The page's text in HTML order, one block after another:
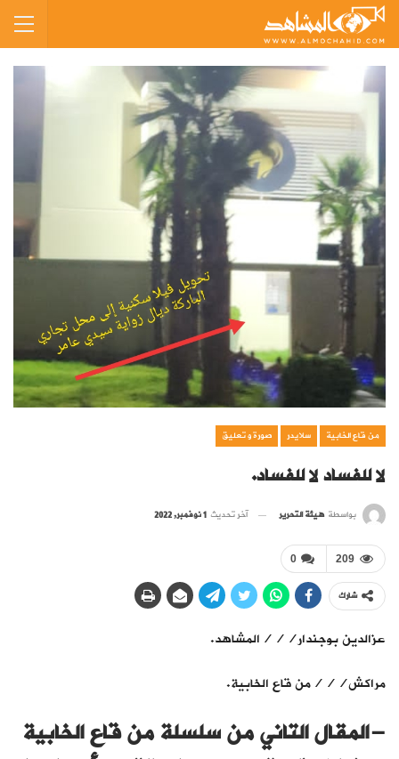
من قاع الخابية سلايدر صورة و تعليق
لا للفساد لا للفساد.
بواسطة هيئة التحرير آخر تحديث 1 نوفمبر, 2022
0 209
شارك
عزالدين بوجندار///المشاهد.
مراكش///من قاع الخابية.
-المقال التاني من سلسلة من قاع الخابية